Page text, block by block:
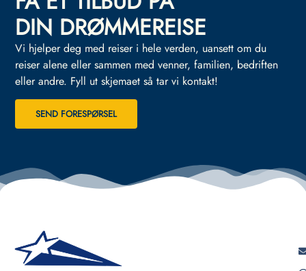
DIN DRØMMEREISE
Vi hjelper deg med reiser i hele verden, uansett om du
reiser alene eller sammen med venner, familien, bedriften
eller andre. Fyll ut skjemaet så tar vi kontakt!
SEND FORESPØRSEL